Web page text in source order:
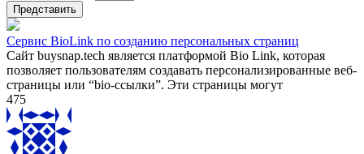
Представить
Сервис BioLink по созданию персональных страниц
Сайт buysnap.tech является платформой Bio Link, которая
позволяет пользователям создавать персонализированные веб-
страницы или “bio-ссылки”. Эти страницы могут
475